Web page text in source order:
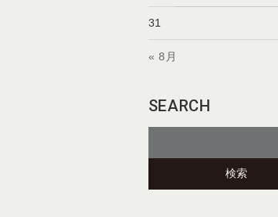
31
« 8月
SEARCH